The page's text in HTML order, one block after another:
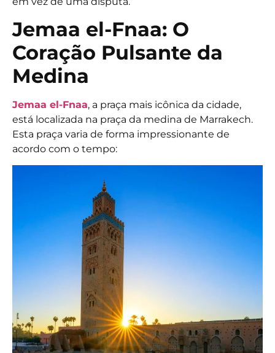
Jemaa el-Fnaa: O
Coração Pulsante da
Medina
Jemaa el-Fnaa, a praça mais icônica da cidade,
está localizada na praça da medina de Marrakech.
Esta praça varia de forma impressionante de
acordo com o tempo: